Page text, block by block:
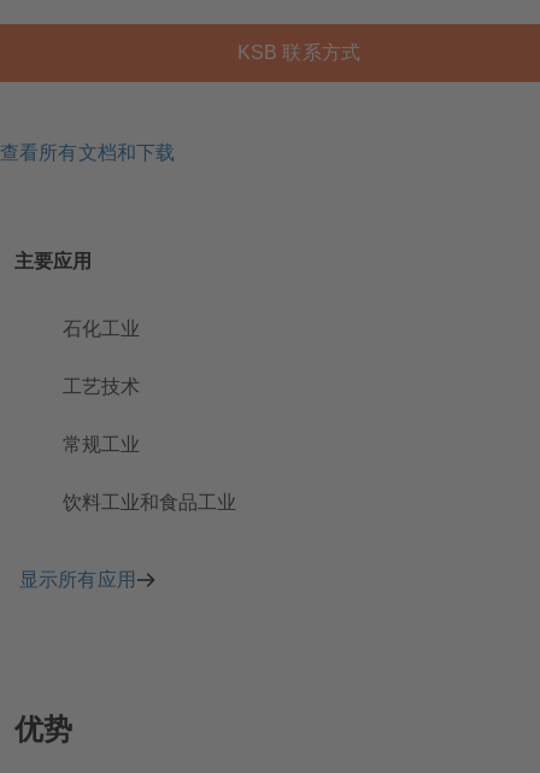
KSB 联系方式
查看所有文档和下载
主要应用
石化工业
工艺技术
常规工业
饮料工业和食品工业
显示所有应用
优势